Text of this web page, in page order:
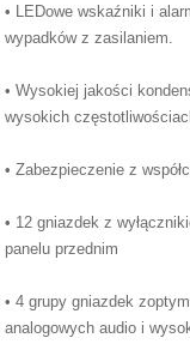
• LEDowe wskaźniki i
wypadków z zasilaniem.
• Wysokiej jakości
wysokich
• Zabezpieczenie z
• 12 gniazdek z
panelu przednim
• 4 grupy gniazdek
analogowych audio i